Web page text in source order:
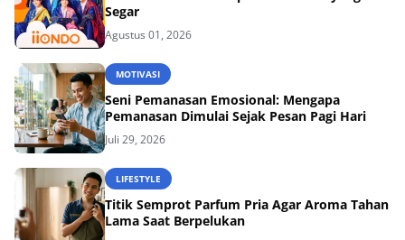
Segar
Agustus 01, 2026
MOTIVASI
Seni Pemanasan Emosional: Mengapa
Pemanasan Dimulai Sejak Pesan Pagi Hari
Juli 29, 2026
LIFESTYLE
Titik Semprot Parfum Pria Agar Aroma Tahan
Lama Saat Berpelukan